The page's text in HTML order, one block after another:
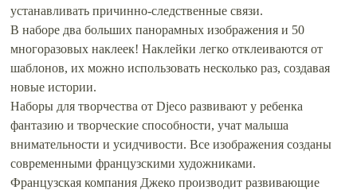
устанавливать причинно-следственные связи.
В наборе два больших панорамных изображения и 50
многоразовых наклеек! Наклейки легко отклеиваются от
шаблонов, их можно использовать несколько раз, создавая
новые истории.
Наборы для творчества от Djeco развивают у ребенка
фантазию и творческие способности, учат малыша
внимательности и усидчивости. Все изображения созданы
современными французскими художниками.
Французская компания Джеко производит развивающие